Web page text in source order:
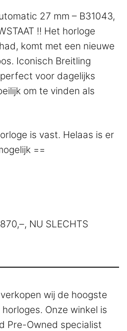
27 mm – B31043,
!! Het horloge
komt met een nieuwe
Iconisch Breitling
voor dagelijks
om te vinden als
is vast. Helaas is er
==
NU SLECHTS
wij de hoogste
Onze winkel is
Pre-Owned specialist